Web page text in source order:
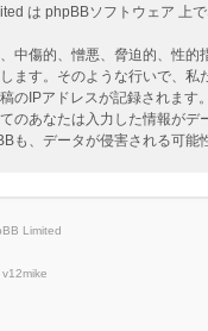
は phpBBソフトウェア 上
中傷的、憎悪、脅迫的、性
ます。そのような行いで、
のIPアドレスが記録されま
のあなたは入力した情報が
も、データが侵害される可能
Limited